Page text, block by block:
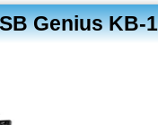
Genius KB-